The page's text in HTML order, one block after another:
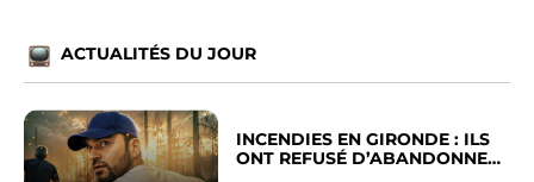
ACTUALITÉS DU JOUR
INCENDIES EN GIRONDE : ILS
ONT REFUSÉ D’ABANDONNER